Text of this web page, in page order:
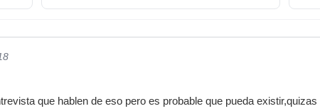
que hablen de eso pero es probable que pueda